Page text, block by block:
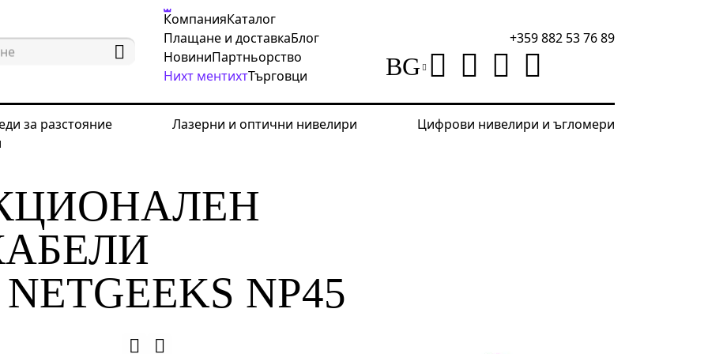
КомпанияКаталог
Плащане и доставкаБлог
НовиниПартньорство
Нихт ментихтТърговци
+359 882 53 76 89
BG
за разстояние Лазерни и оптични нивелири
Цифрови нивелири и ъгломери
инструменти за мрежа
NP45